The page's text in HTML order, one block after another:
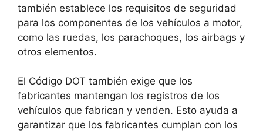
también establece los requisitos de seguridad
para los componentes de los vehículos a motor,
como las ruedas, los parachoques, los airbags y
otros elementos.
El Código DOT también exige que los
fabricantes mantengan los registros de los
vehículos que fabrican y venden. Esto ayuda a
garantizar que los fabricantes cumplan con los